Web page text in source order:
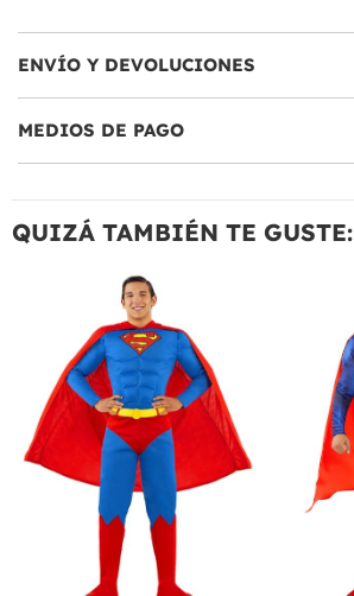
ENVÍO Y DEVOLUCIONES
MEDIOS DE PAGO
QUIZÁ TAMBIÉN TE GUSTE: